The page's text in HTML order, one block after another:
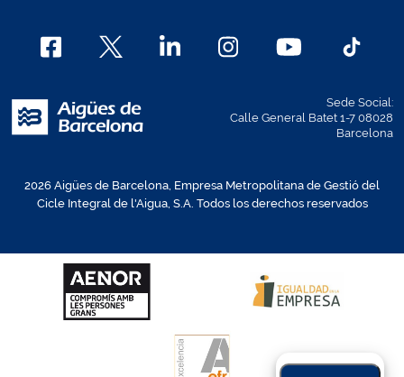
Sede Social:
Calle General Batet 1-7 08028
Barcelona
2026 Aigües de Barcelona, Empresa Metropolitana de Gestió del
Cicle Integral de l'Aigua, S.A. Todos los derechos reservados